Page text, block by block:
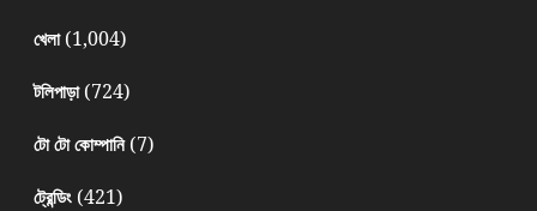
খেলা(1,004)
টলিপাড়া(724)
টো টো কোম্পানি(7)
ট্রেন্ডিং(421)